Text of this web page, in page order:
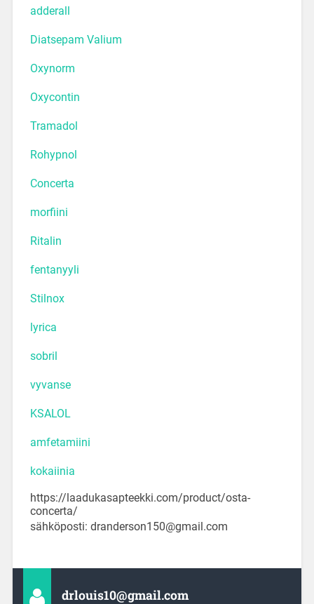
adderall
Diatsepam Valium
Oxynorm
Oxycontin
Tramadol
Rohypnol
Concerta
morfiini
Ritalin
fentanyyli
Stilnox
lyrica
sobril
vyvanse
KSALOL
amfetamiini
kokaiinia
https://laadukasapteekki.com/product/osta-
concerta/
sähköposti: dranderson150@gmail.com
drlouis10@gmail.com